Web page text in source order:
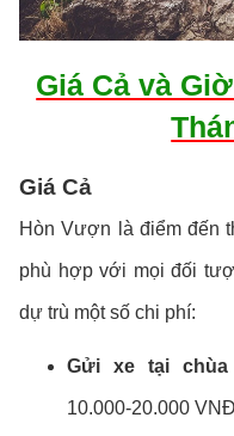
Giá Cả và
Giá Cả
Hòn Vượn là điểm đến
phù hợp với mọi đối
dự trù một số chi phí:
Gửi xe tại chùa
10.000-20.000